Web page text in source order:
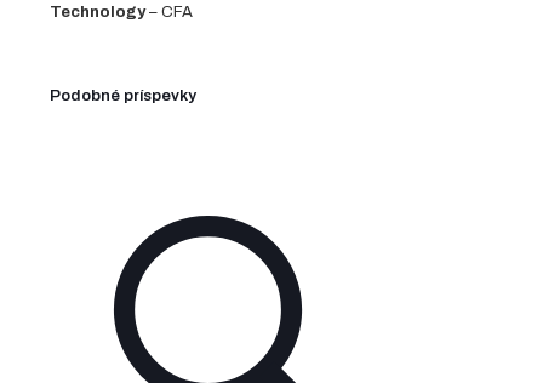
Technology– CFA
Podobné príspevky